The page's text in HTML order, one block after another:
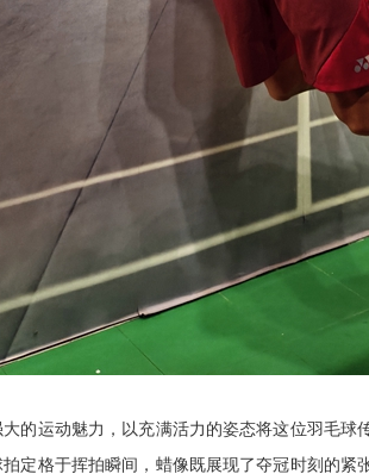
的运动魅力，以充满活力的姿态将这位羽毛球
定格于挥拍瞬间，蜡像既展现了夺冠时刻的紧